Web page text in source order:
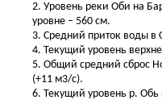
2. Уровень реки Оби на
уровне – 560 см.
3. Средний приток воды в
4. Текущий уровень
5. Общий средний сброс
(+11 м3/с).
6. Текущий уровень р. Обь